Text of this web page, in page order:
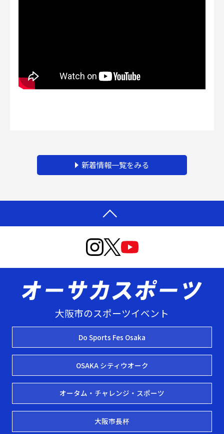
新着情報一覧をみる
大阪市のスポーツイベント
Do Sports Fes Osaka
OSAKA シティウオーク
オータム・チャレンジ・スポーツ
大阪市長杯